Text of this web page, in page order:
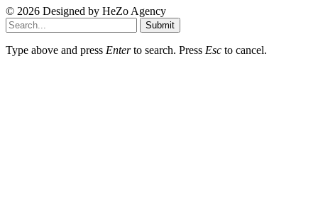
© 2026 Designed by HeZo Agency
Submit
Type above and press Enterto search. Press Esc to cancel.